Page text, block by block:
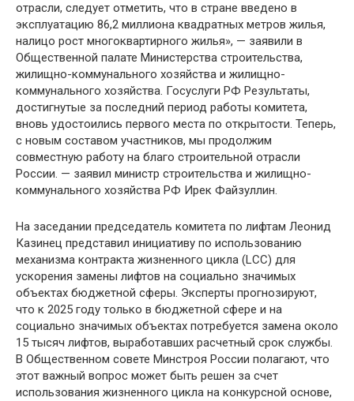
отрасли, следует отметить, что в стране введено в
эксплуатацию 86,2 миллиона квадратных метров жилья,
налицо рост многоквартирного жилья», — заявили в
Общественной палате Министерства строительства,
жилищно-коммунального хозяйства и жилищно-
коммунального хозяйства. Госуслуги РФ Результаты,
достигнутые за последний период работы комитета,
вновь удостоились первого места по открытости. Теперь,
с новым составом участников, мы продолжим
совместную работу на благо строительной отрасли
России. — заявил министр строительства и жилищно-
коммунального хозяйства РФ Ирек Файзуллин.
На заседании председатель комитета по лифтам Леонид
Казинец представил инициативу по использованию
механизма контракта жизненного цикла (LCC) для
ускорения замены лифтов на социально значимых
объектах бюджетной сферы. Эксперты прогнозируют,
что к 2025 году только в бюджетной сфере и на
социально значимых объектах потребуется замена около
15 тысяч лифтов, выработавших расчетный срок службы.
В Общественном совете Минстроя России полагают, что
этот важный вопрос может быть решен за счет
использования жизненного цикла на конкурсной основе,